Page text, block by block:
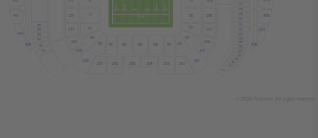
© 2024 Ticombo. All rights reserved
211
210
209
01
02
03
04
05
06
07
08
09
208
208
207 206 205 204 203 202 201
201
351
355
358
359
360
306
304
302
301
10
11
411
410
409
36
37
238
43-64
236
237
436
437
438